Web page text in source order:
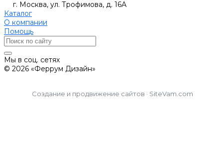
г. Москва, ул. Трофимова, д. 16А
Каталог
О компании
Помощь
Мы в соц. сетях
© 2026 «Феррум Дизайн»
Создание и продвижение сайтов · SiteVam.com